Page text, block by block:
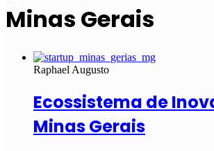
Minas Gerais
Raphael Augusto
Ecossistema de
Minas Gerais